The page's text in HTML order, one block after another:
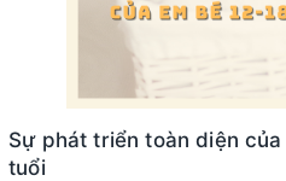
Sự phát triển toàn diện
tuổi